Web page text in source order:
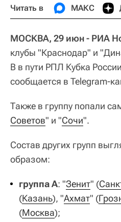
Читать в МАКС
МОСКВА, 29 июн - РИА
клубы "Краснодар" и
B в пути РПЛ Кубка
сообщается в Telegram-
Также в группу попали
Советов" и "Сочи".
Состав других групп
образом:
группа A: "Зенит" (
(Казань), "Ахмат" (
(Москва);